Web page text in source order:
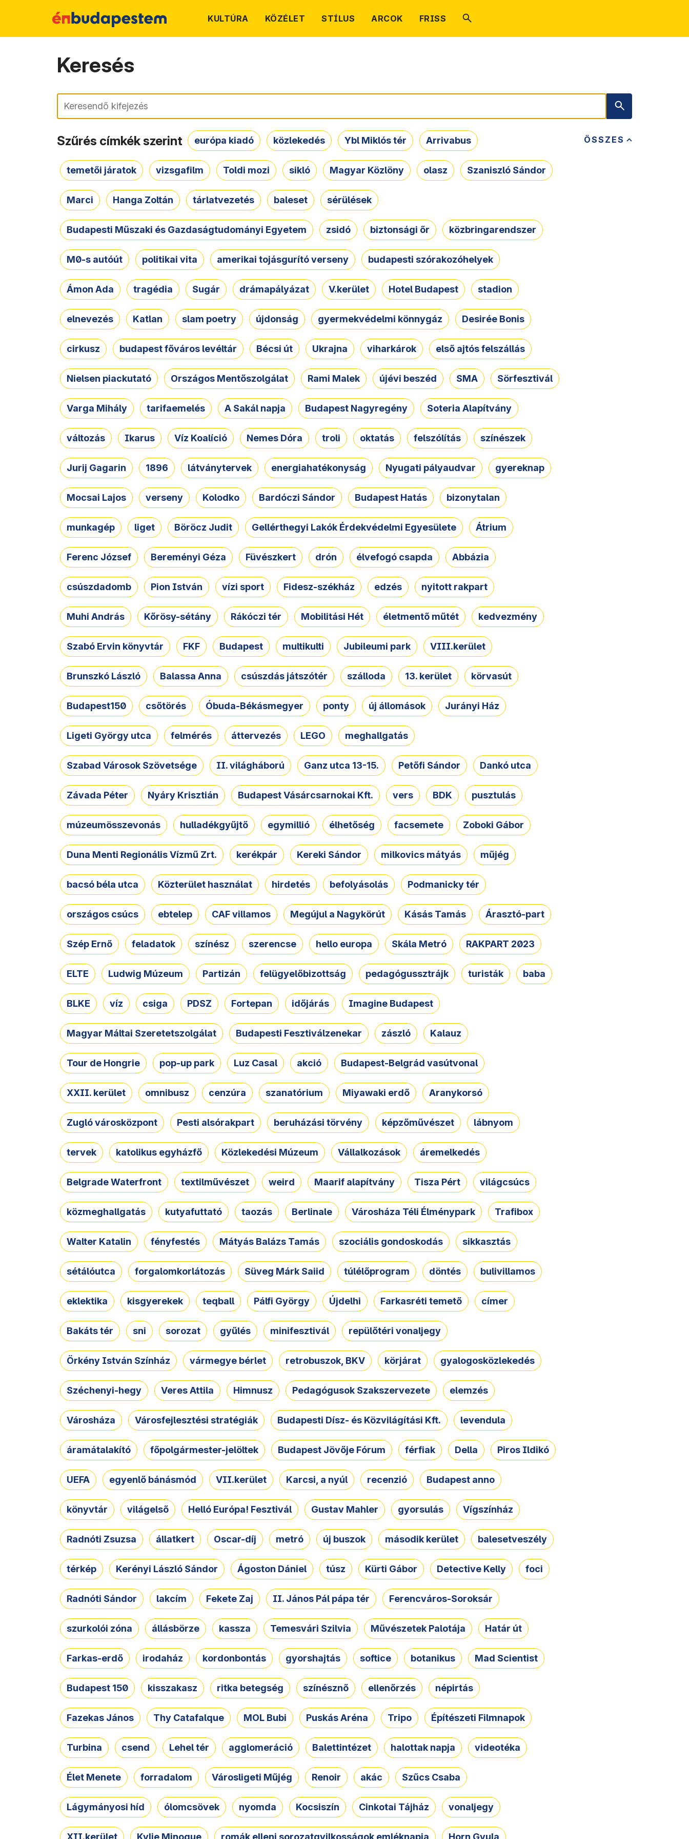
KULTÚRA KÖZÉLET STÍLUS ARCOK FRISS
Keresés
Keresés
ÖSSZES
Szűrés címkék szerint európa kiadó közlekedés Ybl Miklós tér Arrivabus
temetői járatok vizsgafilm Toldi mozi sikló Magyar Közlöny olasz Szaniszló Sándor
Marci Hanga Zoltán tárlatvezetés baleset sérülések
Budapesti Műszaki és Gazdaságtudományi Egyetem zsidó biztonsági őr közbringarendszer
M0-s autóút politikai vita amerikai tojásgurító verseny budapesti szórakozóhelyek
Ámon Ada tragédia Sugár drámapályázat V.kerület Hotel Budapest stadion
elnevezés Katlan slam poetry újdonság gyermekvédelmi könnygáz Desirée Bonis
cirkusz budapest főváros levéltár Bécsi út Ukrajna viharkárok első ajtós felszállás
Nielsen piackutató Országos Mentőszolgálat Rami Malek újévi beszéd SMA Sörfesztivál
Varga Mihály tarifaemelés A Sakál napja Budapest Nagyregény Soteria Alapítvány
változás Ikarus Víz Koalíció Nemes Dóra troli oktatás felszólítás színészek
Jurij Gagarin 1896 látványtervek energiahatékonyság Nyugati pályaudvar gyereknap
Mocsai Lajos verseny Kolodko Bardóczi Sándor Budapest Hatás bizonytalan
munkagép liget Böröcz Judit Gellérthegyi Lakók Érdekvédelmi Egyesülete Átrium
Ferenc József Bereményi Géza Füvészkert drón élvefogó csapda Abbázia
csúszdadomb Pion István vízi sport Fidesz-székház edzés nyitott rakpart
Muhi András Kőrösy-sétány Rákóczi tér Mobilitási Hét életmentő műtét kedvezmény
Szabó Ervin könyvtár FKF Budapest multikulti Jubileumi park VIII.kerület
Brunszkó László Balassa Anna csúszdás játszótér szálloda 13. kerület körvasút
Budapest150 csőtörés Óbuda-Békásmegyer ponty új állomások Jurányi Ház
Ligeti György utca felmérés áttervezés LEGO meghallgatás
Szabad Városok Szövetsége II. világháború Ganz utca 13-15. Petőfi Sándor Dankó utca
Závada Péter Nyáry Krisztián Budapest Vásárcsarnokai Kft. vers BDK pusztulás
múzeumösszevonás hulladékgyűjtő egymillió élhetőség facsemete Zoboki Gábor
Duna Menti Regionális Vízmű Zrt. kerékpár Kereki Sándor milkovics mátyás műjég
bacsó béla utca Közterület használat hirdetés befolyásolás Podmanicky tér
országos csúcs ebtelep CAF villamos Megújul a Nagykörút Kásás Tamás Árasztó-part
Szép Ernő feladatok színész szerencse hello europa Skála Metró RAKPART 2023
ELTE Ludwig Múzeum Partizán felügyelőbizottság pedagógussztrájk turisták baba
BLKE víz csiga PDSZ Fortepan időjárás Imagine Budapest
Magyar Máltai Szeretetszolgálat Budapesti Fesztiválzenekar zászló Kalauz
Tour de Hongrie pop-up park Luz Casal akció Budapest-Belgrád vasútvonal
XXII. kerület omnibusz cenzúra szanatórium Miyawaki erdő Aranykorsó
Zugló városközpont Pesti alsórakpart beruházási törvény képzőművészet lábnyom
tervek katolikus egyházfő Közlekedési Múzeum Vállalkozások áremelkedés
Belgrade Waterfront textilművészet weird Maarif alapítvány Tisza Pért világcsúcs
közmeghallgatás kutyafuttató taozás Berlinale Városháza Téli Élménypark Trafibox
Walter Katalin fényfestés Mátyás Balázs Tamás szociális gondoskodás sikkasztás
sétálóutca forgalomkorlátozás Süveg Márk Saiid túlélőprogram döntés bulivillamos
eklektika kisgyerekek teqball Pálfi György Újdelhi Farkasréti temető címer
Bakáts tér sni sorozat gyűlés minifesztivál repülőtéri vonaljegy
Örkény István Színház vármegye bérlet retrobuszok, BKV körjárat gyalogosközlekedés
Széchenyi-hegy Veres Attila Himnusz Pedagógusok Szakszervezete elemzés
Városháza Városfejlesztési stratégiák Budapesti Dísz- és Közvilágítási Kft. levendula
áramátalakító főpolgármester-jelöltek Budapest Jövője Fórum férfiak Della Piros Ildikó
UEFA egyenlő bánásmód VII.kerület Karcsi, a nyúl recenzió Budapest anno
könyvtár világelső Helló Európa! Fesztivál Gustav Mahler gyorsulás Vígszínház
Radnóti Zsuzsa állatkert Oscar-díj metró új buszok második kerület balesetveszély
térkép Kerényi László Sándor Ágoston Dániel túsz Kürti Gábor Detective Kelly foci
Radnóti Sándor lakcím Fekete Zaj II. János Pál pápa tér Ferencváros-Soroksár
szurkolói zóna állásbörze kassza Temesvári Szilvia Művészetek Palotája Határ út
Farkas-erdő irodaház kordonbontás gyorshajtás softice botanikus Mad Scientist
Budapest 150 kisszakasz ritka betegség színésznő ellenőrzés népirtás
Fazekas János Thy Catafalque MOL Bubi Puskás Aréna Tripo Építészeti Filmnapok
Turbina csend Lehel tér agglomeráció Balettintézet halottak napja videotéka
Élet Menete forradalom Városligeti Műjég Renoir akác Szűcs Csaba
Lágymányosi híd ólomcsövek nyomda Kocsiszín Cinkotai Tájház vonaljegy
XII.kerület Kylie Minogue romák elleni sorozatgyilkosságok emléknapja Horn Gyula